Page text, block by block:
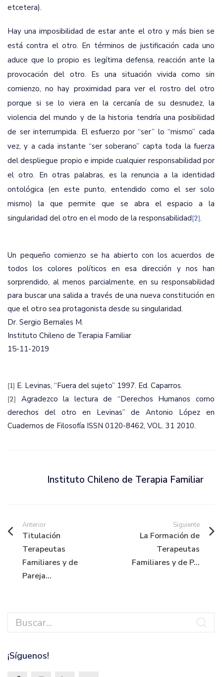
etcetera).
Hay una imposibilidad de estar ante el otro y más bien se
está contra el otro. En términos de justificación cada uno
aduce que lo propio es legítima defensa, reacción ante la
provocación del otro. Es una situación vivida como sin
comienzo, no hay proximidad para ver el rostro del otro
porque si se lo viera en la cercanía de su desnudez, la
violencia del mundo y de la historia tendría una posibilidad
de ser interrumpida. El esfuerzo por “ser” lo “mismo” cada
vez, y a cada instante “ser soberano” capta toda la fuerza
del despliegue propio e impide cualquier responsabilidad por
el otro. En otras palabras, es la renuncia a la identidad
ontológica (en este punto, entendido como el sersolo
mismo) la que permite que se abra el espacio a la
singularidad del otro en el modo de la responsabilidad[2].
Un pequeño comienzo se ha abierto con los acuerdos de
todos los colores políticos en esa dirección y nos han
sorprendido, al menos parcialmente, en su responsabilidad
para buscar una salida a través de una nueva constitución en
que el otro sea protagonista desde su singularidad.
Dr. Sergio Bernales M.
Instituto Chileno de Terapia Familiar
15-11-2019
[1] E. Levinas, “Fuera del sujeto” 1997. Ed. Caparros.
[2]
Agradezco la lectura de “Derechos Humanos como
derechos del otro en Levinas” de Antonio López en
Cuadernos de Filosofía ISSN 0120-8462, VOL. 31 2010.
Instituto Chileno de Terapia Familiar
Anterior
Titulación
Terapeutas
Familiares y de
Pareja...
Siguiente
La Formación de
Terapeutas
Familiares y de P...
¡Síguenos!